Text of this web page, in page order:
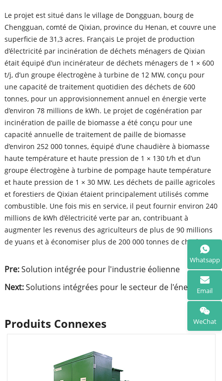
Le projet est situé dans le village de Dongguan, bourg de
Chengguan, comté de Qixian, province du Henan, et couvre une
superficie de 31,3 acres. Français Le projet de production
d’électricité par incinération de déchets ménagers de Qixian
était équipé d’un incinérateur de déchets ménagers de 1 × 600
t/j, d’un groupe électrogène à turbine de 12 MW, conçu pour
une capacité de traitement quotidien des déchets de 600
tonnes, pour un approvisionnement annuel en énergie verte
d’environ 78 millions de kWh. Le projet de cogénération par
incinération de paille de biomasse a été conçu pour une
capacité annuelle de traitement de paille de biomasse
d’environ 252 000 tonnes, équipé d’une chaudière à biomasse
haute température et haute pression de 1 × 130 t/h et d’un
groupe électrogène à turbine de pompage haute température
et haute pression de 1 × 30 MW. Les déchets de paille agricoles
et forestiers de Qixian étaient principalement utilisés comme
combustible. Une fois mis en service, il peut fournir environ 240
millions de kWh d’électricité verte par an, contribuant à
augmenter les revenus des agriculteurs de plus de 90 millions
de yuans et à économiser plus de 200 000 tonnes de charbon.
Pre:Solution intégrée pour l'industrie éolienne
Next:Solutions intégrées pour le secteur de l'énergie
Produits Connexes
Whatsapp
Email
WeChat